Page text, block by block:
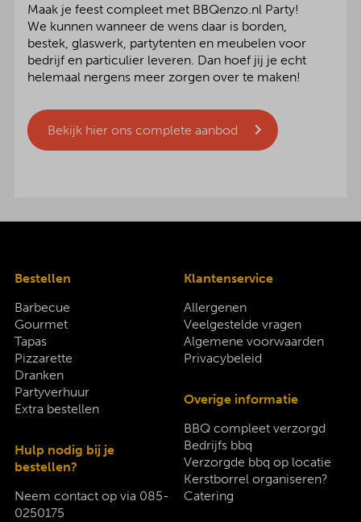
Maak je feest compleet met BBQenzo.nl Party!
We kunnen wanneer de wens daar is borden,
bestek, glaswerk, partytenten en meubelen voor
bedrijf en particulier leveren. Dan hoef jij je echt
helemaal nergens meer zorgen over te maken!
Bekijk hier ons complete aanbod
Bestellen
Barbecue
Gourmet
Tapas
Pizzarette
Dranken
Partyverhuur
Extra bestellen
Hulp nodig bij je
bestellen?
Neem contact op via 085-
0250175
Klantenservice
Allergenen
Veelgestelde vragen
Algemene voorwaarden
Privacybeleid
Overige informatie
BBQ compleet verzorgd
Bedrijfs bbq
Verzorgde bbq op locatie
Kerstborrel organiseren?
Catering